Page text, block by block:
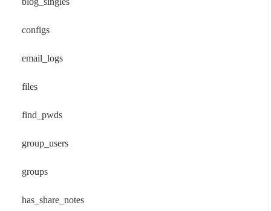
configs
email_logs
files
find_pwds
group_users
groups
has_share_notes